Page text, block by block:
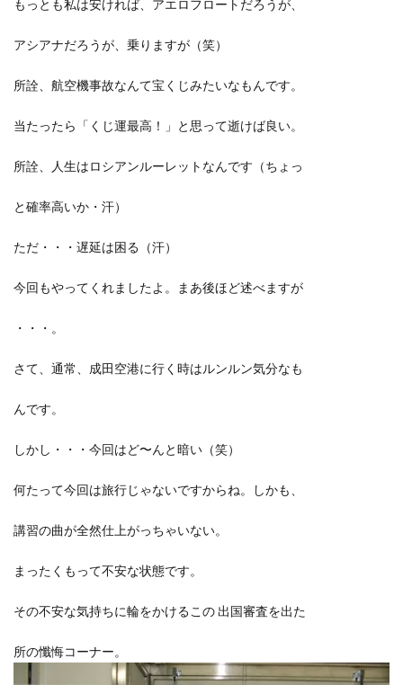
もっとも私は安ければ、アエロフロートだろうが、
アシアナだろうが、乗りますが（笑）
所詮、航空機事故なんて宝くじみたいなもんです。
当たったら「くじ運最高！」と思って逝けば良い。
所詮、人生はロシアンルーレットなんです（ちょっ
と確率高いか・汗）
ただ・・・遅延は困る（汗）
今回もやってくれましたよ。まあ後ほど述べますが
・・・。
さて、通常、成田空港に行く時はルンルン気分なも
んです。
しかし・・・今回はど〜んと暗い（笑）
何たって今回は旅行じゃないですからね。しかも、
講習の曲が全然仕上がっちゃいない。
まったくもって不安な状態です。
その不安な気持ちに輪をかけるこの 出国審査を出た
所の懺悔コーナー。